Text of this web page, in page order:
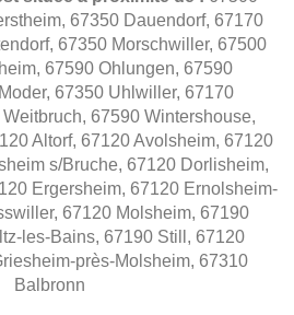
67350 Dauendorf, 67170
67350 Morschwiller, 67500
67590 Ohlungen, 67590
67350 Uhlwiller, 67170
67590 Wintershouse,
Altorf, 67120 Avolsheim, 67120
s/Bruche, 67120 Dorlisheim,
Ergersheim, 67120 Ernolsheim-
67120 Molsheim, 67190
les-Bains, 67190 Still, 67120
près-Molsheim, 67310
Balbronn